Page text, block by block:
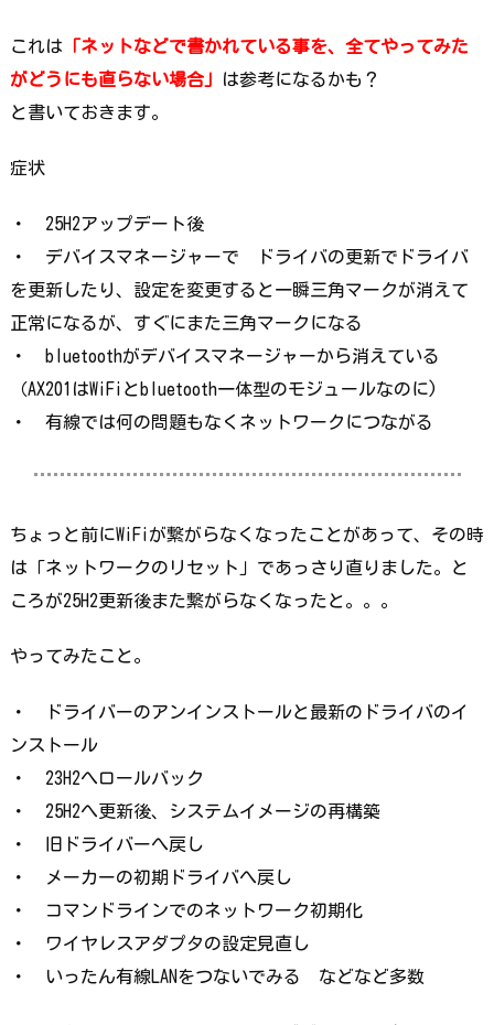
これは 「ネットなどで書かれている事を、全てやってみた
がどうにも直らない場合」
は参考になるかも？
と書いておきます。
症状
・ 25H2アップデート後
・ デバイスマネージャーで ドライバの更新でドライバ
を更新したり、設定を変更すると一瞬三角マークが消えて
正常になるが、すぐにまた三角マークになる
・
bluetoothがデバイスマネージャーから消えている
（AX201はWiFiとbluetooth一体型のモジュールなのに)
・ 有線では何の問題もなくネットワークにつながる
ちょっと前にWiFiが繋がらなくなったことがあって、その時
は「ネットワークのリセット」であっさり直りました。と
ころが25H2更新後また繋がらなくなったと。。。
やってみたこと。
・ ドライバーのアンインストールと最新のドライバのイ
ンストール
・ 23H2へロールバック
・ 25H2へ更新後、システムイメージの再構築
・ 旧ドライバーへ戻し
・ メーカーの初期ドライバへ戻し
・ コマンドラインでのネットワーク初期化
・ ワイヤレスアダプタの設定見直し
・ いったん有線LANをつないでみる などなど多数